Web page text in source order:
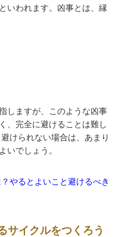
いわれます。凶事とは、縁
しますが、このような凶事
、完全に避けることは難し
けられない場合は、あまり
いでしょう。
やるとよいこと避けるべき
サイクルをつくろう